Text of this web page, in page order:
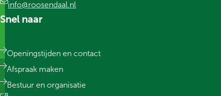
info@roosendaal.nl
Snel naar
Openingstijden en contact
Afspraak maken
Bestuur en organisatie